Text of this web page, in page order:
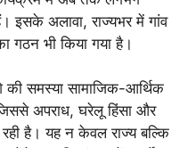
इसके अलावा, राज्यभर में गांव
गठन भी किया गया है।
समस्या सामाजिक-आर्थिक
अपराध, घरेलू हिंसा और
रही है। यह न केवल राज्य बल्कि